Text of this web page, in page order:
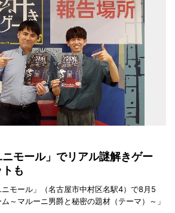
モール」でリアル謎解きゲー
も
モール」（名古屋市中村区名駅4）で8月5
～マルーニ男爵と秘密の題材（テーマ）～」